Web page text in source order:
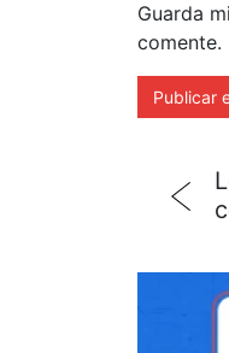
Guarda
comente.